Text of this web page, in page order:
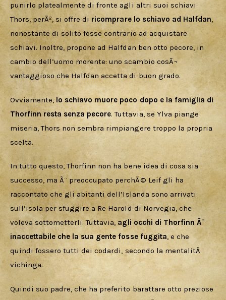
punirlo platealmente di fronte agli altri suoi schiavi.
Thors, perÃ², si offre di ricomprare lo schiavo ad Halfdan,
nonostante di solito fosse contrario ad acquistare
schiavi. Inoltre, propone ad Halfdan ben otto pecore, in
cambio dell’uomo morente: uno scambio cosÃ¬
vantaggioso che Halfdan accetta di buon grado.
Ovviamente, lo schiavo muore poco dopo e la famiglia di
Thorfinn resta senza pecore. Tuttavia, se Ylva piange
miseria, Thors non sembra rimpiangere troppo la propria
scelta.
In tutto questo, Thorfinn non ha bene idea di cosa sia
successo, ma Ã¨ preoccupato perchÃ© Leif gli ha
raccontato che gli abitanti dell’Islanda sono arrivati
sull’isola per sfuggire a Re Harold di Norvegia, che
voleva sottometterli. Tuttavia, agli occhi di Thorfinn Ã¨
inaccettabile che la sua gente fosse fuggita, e che
quindi fossero tutti dei codardi, secondo la mentalitÃ
vichinga.
Quindi suo padre, che ha preferito barattare otto preziose